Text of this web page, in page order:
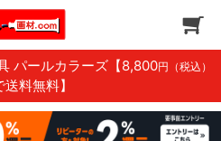
パールカラーズ 【8,800円（税込）
料無料】